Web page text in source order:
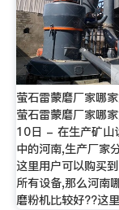
萤石雷蒙磨厂家哪
萤石雷蒙磨厂家哪
10日 - 在生产矿山
中的河南,生产厂家
这里用户可以购买
所有设备,那么河南
磨粉机比较好??这